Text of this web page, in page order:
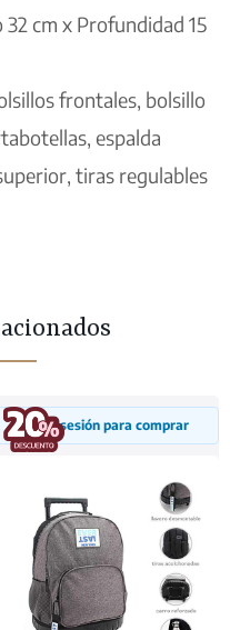
cm x Profundidad 15
frontales, bolsillo
espalda
tiras regulables
Inicia sesión para comprar